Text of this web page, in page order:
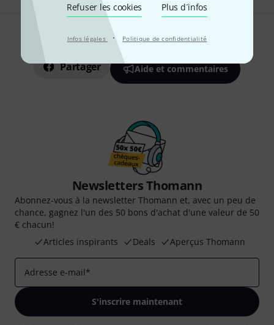
Refuser les cookies Plus d´infos
Infos légales · Politique de confidentialité
Aimez-vous ce que vous voyez ?
Partager Aide et commentaires
Newsletters Thomann
Abonnez-vous à la newsletter Thomann et, avec un peu de
chance, gagnez l'un des 50 bons d'achat d'une valeur de 50
€ chacun!
Articles inspirants
Deals Aperçus Thomann
Adresse e-mail*
S'inscrire maintenant